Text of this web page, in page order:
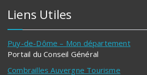
Liens Utiles
Puy-de-Dôme – Mon département
Portail du Conseil Général
Combrailles Auvergne Tourisme